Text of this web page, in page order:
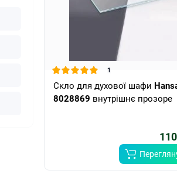
1
Скло для духової шафи
8028869 внутрішнє прозоре